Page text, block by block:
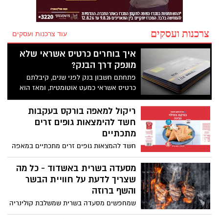
צרכנות ועסקים עוד צרכנות ועסקים
איך בוחרים כרטיס אשראי שלא
מונפק דרך הבנק?
פתחתם חשבון בנק לפני שנים, קיבלתם
כרטיס אשראי כמעט אוטומטית, ומאז הוא
מתחדש מעצמו בלי שתשימו לב. אבל מתי
בפעם האחרונה בדקתם אם התנאים שלו
באמת מתאימים לכם? לא מעט משקי בית
קבועים על הטבות שהם בכלל לא מנצלים.
במקום לשאול איזה כרטיס נתנו לכם, שווה
לשאול איזה כרטיס אתם צריכים.
ריקול למאפה בורקס בעקבות
חשד להימצאות גופים זרים
מתכתיים
חשד להמצאות גופים זרים מתכתיים במאפה
בורקס של חברת ינון, המשווק על ידי רשת
רמי לוי. בחברה מודיעים על איסוף יזום של
המוצר
מסעדה בשרית באשדוד - כל מה
שצריך לדעת על חוויית הבשר
והשף ברוזה
שמחפשים מסעדה בשרית שמשלבת קולינריה
ברמה גבוהה עם אווירה מיוחדת וכשרות